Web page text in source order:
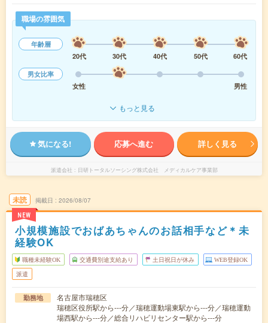
職場の雰囲気
年齢層
20代
30代 40代 50代
60代
男女比率
女性
男性
もっと見る
気になる! 応募へ進む 詳しく見る
派遣会社 日研トータルソーシング株式会社 メディカルケア事業部
未読
NEW
掲載日 2026/08/07
小規模施設でおばあちゃんのお話相手など＊未
経験OK
職種未経験OK 交通費別途支給あり 土日祝日が休み WEB登録OK
派遣
勤務地
名古屋市瑞穂区
瑞穂区役所駅から---分／瑞穂運動場東駅から---分／瑞穂運動
場西駅から---分／総合リハビリセンター駅から---分